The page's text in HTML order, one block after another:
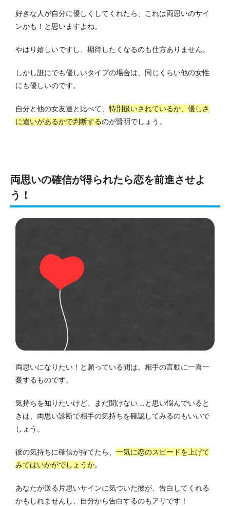
好きな人が自分に優しくしてくれたら、これは両思いのサイ
ンかも！と思いますよね。
やはり嬉しいですし、期待したくなるのも仕方ありません。
しかし誰にでも優しいタイプの場合は、同じくらい他の女性
にも優しいのです。
自分と他の女友達と比べて、 特別扱いされているか、優しさ
に違いがあるかで判断するのが賢明でしょう。
両思いの確信が得られたら恋を前進させよ
う！
両思いになりたい！と願っている間は、相手の言動に一喜一
憂するものです。
気持ちを知りたいけど、まだ聞けない…と思い悩んでいると
きは、両思い診断で相手の気持ちを確認してみるのもいいで
しょう。
彼の気持ちに確信が持てたら、 一気に恋のスピードを上げて
みてはいかがでしょうか。
あなたが送る片思いサインに気づいた彼が、告白してくれる
かもしれませんし、自分から告白するのもアリです！